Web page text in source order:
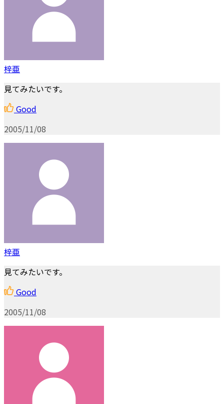
梓亜
見てみたいです。
Good
2005/11/08
梓亜
見てみたいです。
Good
2005/11/08